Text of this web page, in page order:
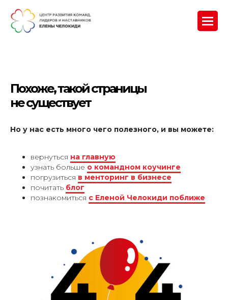
Похоже, такой страницы
не существует
Но у нас есть много чего полезного, и вы можете:
вернуться на главную
узнать больше о командном коучинге
погрузиться в менторинг в бизнесе
почитать блог
познакомиться с Еленой Челокиди поближе